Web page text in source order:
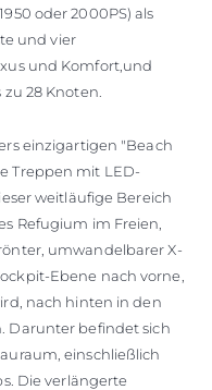
oder 2000PS) als
und vier
und Komfort,und
28 Knoten.
einzigartigen "Beach
Treppen mit LED-
weitläufige Bereich
Refugium im Freien,
umwandelbarer X-
Ebene nach vorne,
nach hinten in den
Darunter befindet sich
einschließlich
Die verlängerte